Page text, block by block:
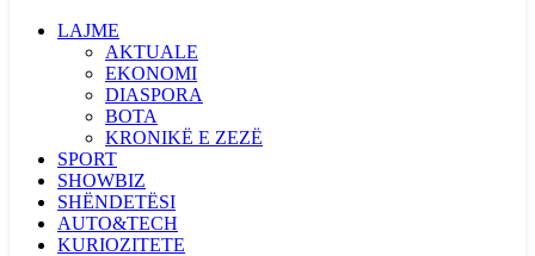
LAJME
AKTUALE
EKONOMI
DIASPORA
BOTA
KRONIKË E ZEZË
SPORT
SHOWBIZ
SHËNDETËSI
AUTO&TECH
KURIOZITETE